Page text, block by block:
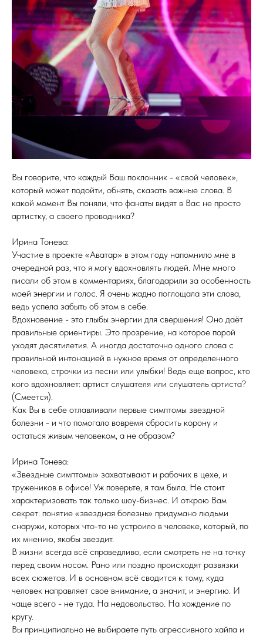
Вы говорите, что каждый Ваш поклонник - «свой человек»,
который может подойти, обнять, сказать важные слова. В
какой момент Вы поняли, что фанаты видят в Вас не просто
артистку, а своего проводника?
Ирина Тонева:
Участие в проекте «Аватар» в этом году напомнило мне в
очередной раз, что я могу вдохновлять людей. Мне много
писали об этом в комментариях, благодарили за особенность
моей энергии и голос. Я очень жадно поглощала эти слова,
ведь успела забыть об этом в себе.
Вдохновение - это глыбы энергии для свершения! Оно даёт
правильные ориентиры. Это прозрение, на которое порой
уходят десятилетия. А иногда достаточно одного слова с
правильной интонацией в нужное время от определенного
человека, строчки из песни или улыбки! Ведь еще вопрос, кто
кого вдохновляет: артист слушателя или слушатель артиста?
(Смеется).
Как Вы в себе отлавливали первые симптомы звездной
болезни - и что помогало вовремя сбросить корону и
остаться живым человеком, а не образом?
Ирина Тонева:
«Звездные симптомы» захватывают и рабочих в цехе, и
тружеников в офисе! Уж поверьте, я там была. Не стоит
характеризовать так только шоу-бизнес. И открою Вам
секрет: понятие «звездная болезнь» придумано людьми
снаружи, которых что-то не устроило в человеке, который, по
их мнению, якобы звездит.
В жизни всегда всё справедливо, если смотреть не на точку
перед своим носом. Рано или поздно происходят развязки
всех сюжетов. И в основном всё сводится к тому, куда
человек направляет свое внимание, а значит, и энергию. И
чаще всего - не туда. На недовольство. На хождение по
кругу.
Вы принципиально не выбираете путь агрессивного хайпа и